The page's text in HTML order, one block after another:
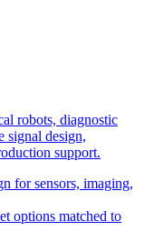
robots, diagnostic
signal design,
support.
for sensors, imaging,
options matched to